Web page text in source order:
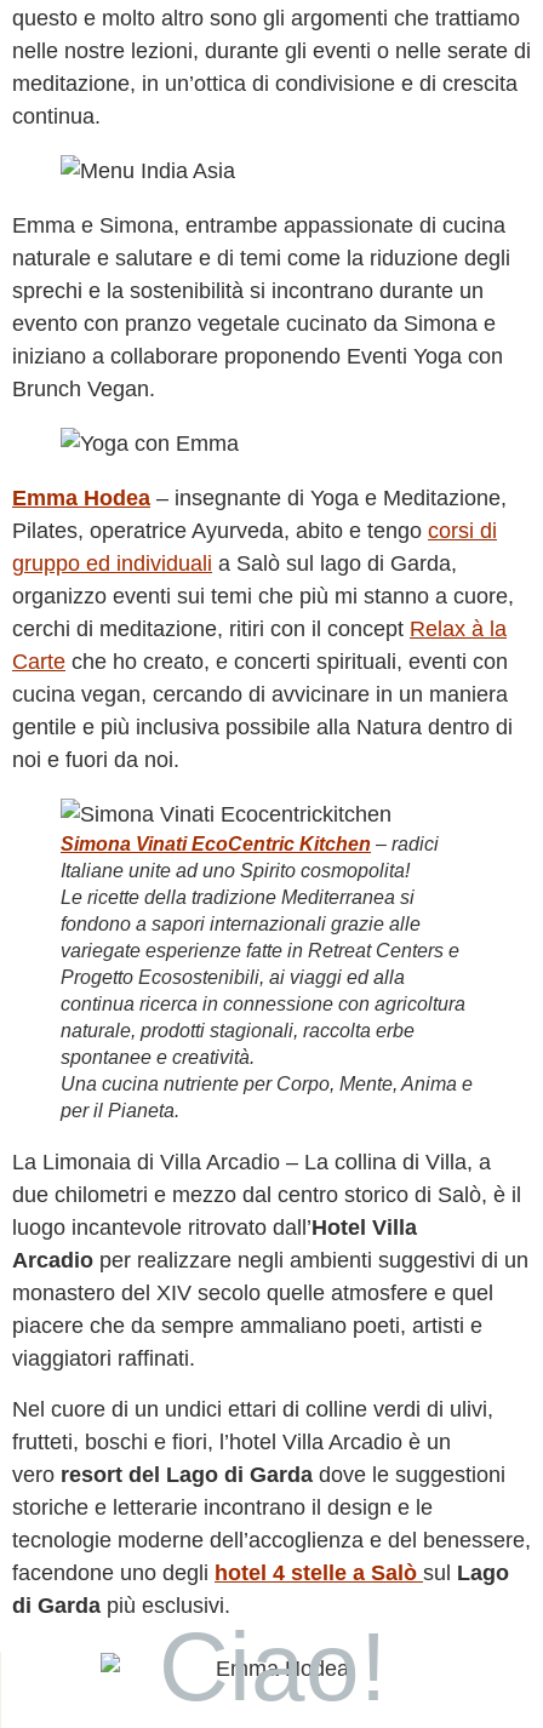
questo e molto altro sono gli argomenti che trattiamo
nelle nostre lezioni, durante gli eventi o nelle serate di
meditazione, in un’ottica di condivisione e di crescita
continua.
Emma e Simona, entrambe appassionate di cucina
naturale e salutare e di temi come la riduzione degli
sprechi e la sostenibilità si incontrano durante un
evento con pranzo vegetale cucinato da Simona e
iniziano a collaborare proponendo Eventi Yoga con
Brunch Vegan.
Emma Hodea – insegnante di Yoga e Meditazione,
Pilates, operatrice Ayurveda, abito e tengo corsi di
gruppo ed individuali a Salò sul lago di Garda,
organizzo eventi sui temi che più mi stanno a cuore,
cerchi di meditazione, ritiri con il concept Relax à la
Carte che ho creato, e concerti spirituali, eventi con
cucina vegan, cercando di avvicinare in un maniera
gentile e più inclusiva possibile alla Natura dentro di
noi e fuori da noi.
Simona Vinati EcoCentric Kitchen – radici
Italiane unite ad uno Spirito cosmopolita!
Le ricette della tradizione Mediterranea si
fondono a sapori internazionali grazie alle
variegate esperienze fatte in Retreat Centers e
Progetto Ecosostenibili, ai viaggi ed alla
continua ricerca in connessione con agricoltura
naturale, prodotti stagionali, raccolta erbe
spontanee e creatività.
Una cucina nutriente per Corpo, Mente, Anima e
per il Pianeta.
La Limonaia di Villa Arcadio – La collina di Villa, a
due chilometri e mezzo dal centro storico di Salò, è il
luogo incantevole ritrovato dall’Hotel Villa
Arcadio per realizzare negli ambienti suggestivi di un
monastero del XIV secolo quelle atmosfere e quel
piacere che da sempre ammaliano poeti, artisti e
viaggiatori raffinati.
Nel cuore di un undici ettari di colline verdi di ulivi,
frutteti, boschi e fiori, l’hotel Villa Arcadio è un
vero resort del Lago di Garda dove le suggestioni
storiche e letterarie incontrano il design e le
tecnologie moderne dell’accoglienza e del benessere,
facendone uno degli hotel 4 stelle a Salò sul Lago
di Garda più esclusivi.
Ciao!